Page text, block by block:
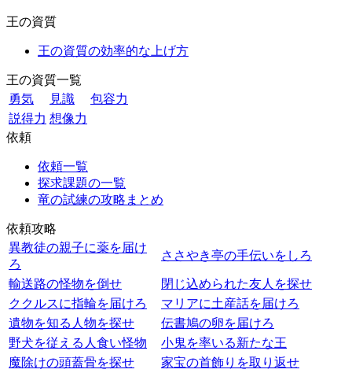
王の資質
王の資質の効率的な上げ方
王の資質一覧
勇気
見識
包容力
説得力 想像力
依頼
依頼一覧
探求課題の一覧
竜の試練の攻略まとめ
依頼攻略
異教徒の親子に薬を届け
ろ
ささやき亭の手伝いをしろ
輸送路の怪物を倒せ
閉じ込められた友人を探せ
ククルスに指輪を届けろ
マリアに土産話を届けろ
遺物を知る人物を探せ
伝書鳩の卵を届けろ
野犬を従える人食い怪物
小鬼を率いる新たな王
魔除けの頭蓋骨を探せ
家宝の首飾りを取り返せ